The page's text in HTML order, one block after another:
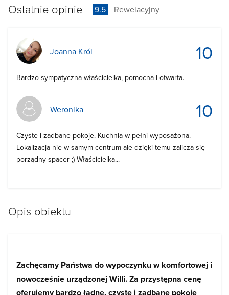
Ostatnie opinie 9.5 Rewelacyjny
10
Joanna Król
Bardzo sympatyczna właścicielka, pomocna i otwarta.
10
Weronika
Czyste i zadbane pokoje. Kuchnia w pełni wyposażona.
Lokalizacja nie w samym centrum ale dzięki temu zalicza się
porządny spacer ;) Właścicielka...
Opis obiektu
Zachęcamy Państwa do wypoczynku w komfortowej i
nowocześnie urządzonej Willi. Za przystępna cenę